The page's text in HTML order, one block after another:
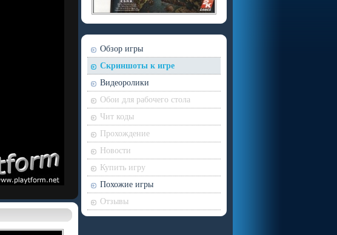
Обзор игры
Скриншоты к игре
Видеоролики
Обои для рабочего стола
Чит коды
Прохождение
Новости
Купить игру
Похожие игры
Отзывы